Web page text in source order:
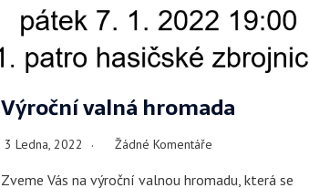
Výroční valná hromada
3 Ledna, 2022 Žádné Komentáře
Zveme Vás na výroční valnou hromadu, která se